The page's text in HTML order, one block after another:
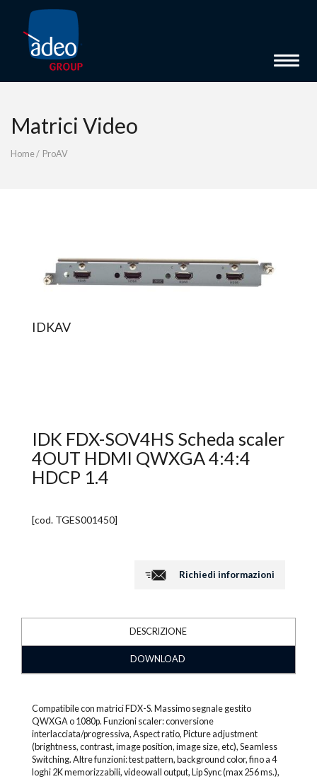
Toggle
Matrici Video
Home/ ProAV
IDKAV
IDK FDX-SOV4HS Scheda scaler
4OUT HDMI QWXGA 4:4:4
HDCP 1.4
[cod. TGES001450]
Richiedi informazioni
DESCRIZIONE
DOWNLOAD
Compatibile con matrici FDX-S. Massimo segnale gestito
QWXGA o 1080p. Funzioni scaler: conversione
interlacciata/progressiva, Aspect ratio, Picture adjustment
(brightness, contrast, image position, image size, etc), Seamless
Switching. Altre funzioni: test pattern, background color, fino a 4
loghi 2K memorizzabili, videowall output, Lip Sync (max 256 ms.),